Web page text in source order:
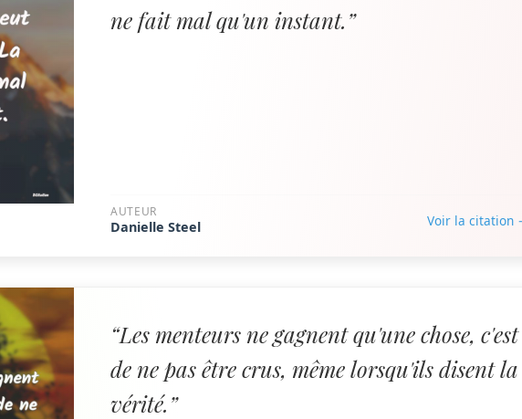
ne fait mal qu'un instant.”
AUTEUR
Danielle Steel Voir la citation
“Les menteurs ne gagnent qu'une chose, c'est
de ne pas être crus, même lorsqu'ils disent la
vérité.”